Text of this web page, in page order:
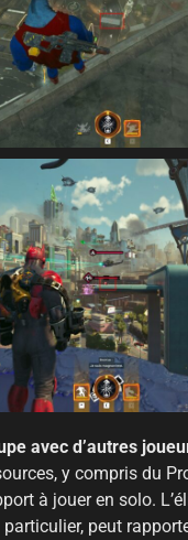
avec d’autres
y compris du
à jouer en solo.
particulier, peut